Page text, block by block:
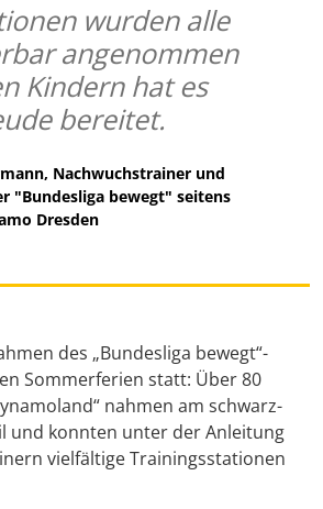
wurden alle
angenommen
Kindern hat es
bereitet.
Nachwuchstrainer und
"Bundesliga bewegt" seitens
Dresden
des „Bundesliga bewegt“-
Sommerferien statt: Über 80
nahmen am schwarz-
und konnten unter der Anleitung
vielfältige Trainingsstationen